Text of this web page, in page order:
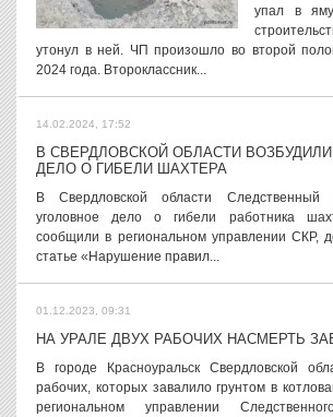
упал в
утонул в ней. ЧП произошло во второй
2024 года. Второклассник...
14.02.2024, 17:52
В СВЕРДЛОВСКОЙ ОБЛАСТИ
ДЕЛО О ГИБЕЛИ ШАХТЕРА
В Свердловской области Следственный
уголовное дело о гибели работника
сообщили в региональном управлении СКР,
статье «Нарушение правил...
01.12.2023, 09:31
НА УРАЛЕ ДВУХ РАБОЧИХ НАСМЕРТЬ
В городе Красноуральск Свердловской
рабочих, которых завалило грунтом в
региональном управлении